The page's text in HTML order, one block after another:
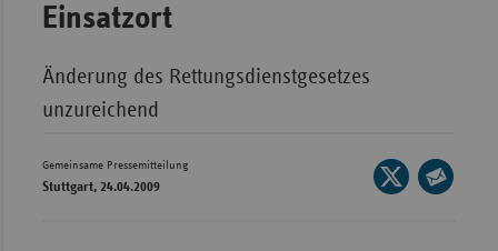
Einsatzort
Änderung des Rettungsdienstgesetzes
unzureichend
Gemeinsame Pressemitteilung
Stuttgart, 24.04.2009
Seite
auf